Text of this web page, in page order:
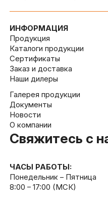
ИНФОРМАЦИЯ
Продукция
Каталоги продукции
Сертификаты
Заказ и доставка
Наши дилеры
Галерея продукции
Документы
Новости
О компании
Свяжитесь с
ЧАСЫ РАБОТЫ:
Понедельник – Пятница
8:00 – 17:00 (МСК)